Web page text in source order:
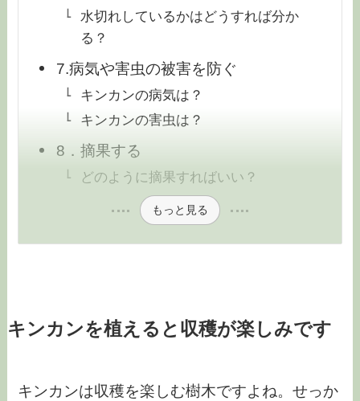
水切れしているかはどうすれば分か
る？
7.病気や害虫の被害を防ぐ
キンカンの病気は？
キンカンの害虫は？
8．摘果する
どのように摘果すればいい？
もっと見る
キンカンを植えると収穫が楽しみです
キンカンは収穫を楽しむ樹木ですよね。せっか